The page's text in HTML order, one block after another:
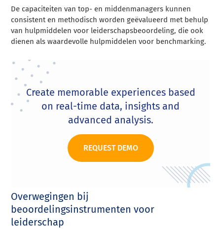
De capaciteiten van top- en middenmanagers kunnen
consistent en methodisch worden geëvalueerd met behulp
van hulpmiddelen voor leiderschapsbeoordeling, die ook
dienen als waardevolle hulpmiddelen voor benchmarking.
Create memorable experiences based
on real-time data, insights and
advanced analysis.
REQUEST DEMO
Overwegingen bij
beoordelingsinstrumenten voor
leiderschap